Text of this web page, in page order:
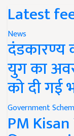
Latest
News
दंडकारण्य
युग का
को दी गई
Government
PM